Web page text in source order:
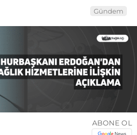
Gündem
ABONE OL